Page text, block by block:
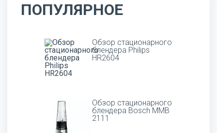
ПОПУЛЯРНОЕ
Обзор стационарного
блендера Philips
HR2604
Обзор стационарного
блендера Bosch MMB
2111